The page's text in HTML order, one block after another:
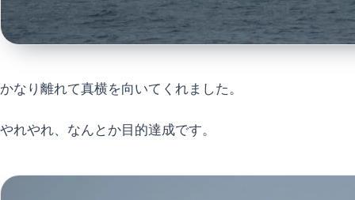
かなり離れて真横を向いてくれました。
やれやれ、なんとか目的達成です。